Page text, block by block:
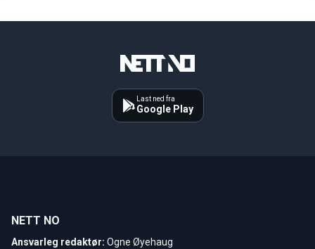
Last ned fra
Google Play
NETT NO
Ansvarleg redaktør: Ogne Øyehaug